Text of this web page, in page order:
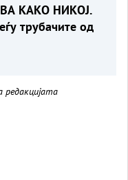
КАКО НИКОЈ.
трубачите од